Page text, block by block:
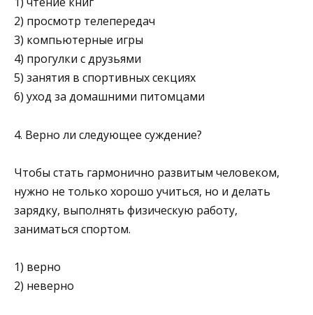
2) просмотр телепередач
3) компьютерные игры
4) прогулки с друзьями
5) занятия в спортивных секциях
6) уход за домашними питомцами
4. Верно ли следующее суждение?
Чтобы стать гармонично развитым человеком,
нужно не только хорошо учиться, но и делать
зарядку, выполнять физическую работу,
заниматься спортом.
1) верно
2) неверно